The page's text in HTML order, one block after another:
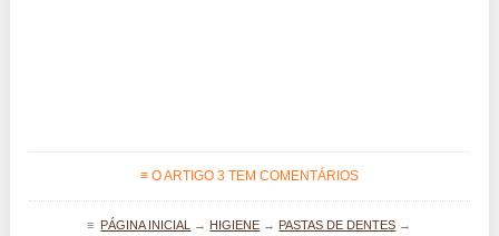
≡ O ARTIGO 3 TEM COMENTÁRIOS
≡ PÁGINA INICIAL → HIGIENE → PASTAS DE DENTES →